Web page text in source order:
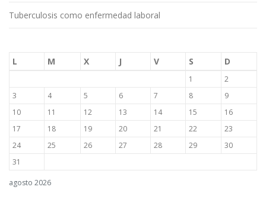
d
Tuberculosis como enfermedad laboral
agosto 2026
L M X J V S D
1
2
3
4 5 6 7 8
9
10
11 12 13 14 15
16
17
18 19 20 21 22
23
24
25 26 27 28 29
30
31